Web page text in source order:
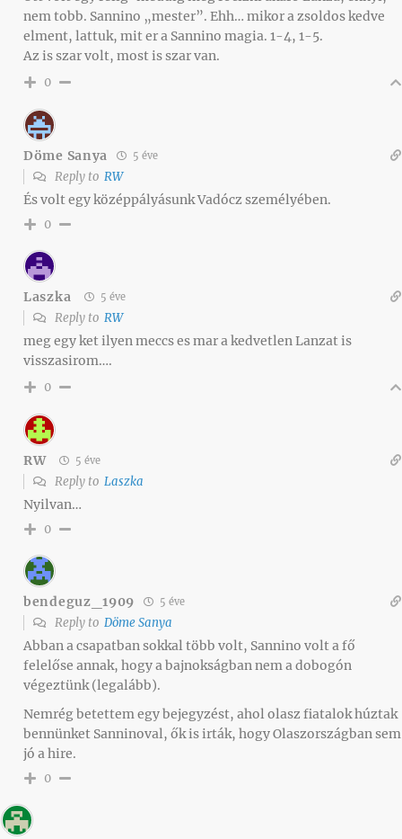
nem tobb. Sannino „mester”. Ehh… mikor a zsoldos kedve
elment, lattuk, mit er a Sannino magia. 1-4, 1-5.
Az is szar volt, most is szar van.
0
Döme Sanya 5 éve
Reply to RW
És volt egy középpályásunk Vadócz személyében.
0
Laszka 5 éve
Reply to RW
meg egy ket ilyen meccs es mar a kedvetlen Lanzat is
visszasirom….
0
RW 5 éve
Reply to Laszka
Nyilvan…
0
bendeguz_1909 5 éve
Reply to Döme Sanya
Abban a csapatban sokkal több volt, Sannino volt a fő
felelőse annak, hogy a bajnokságban nem a dobogón
végeztünk (legalább).
Nemrég betettem egy bejegyzést, ahol olasz fiatalok húztak
bennünket Sanninoval, ők is irták, hogy Olaszországban sem
jó a hire.
0